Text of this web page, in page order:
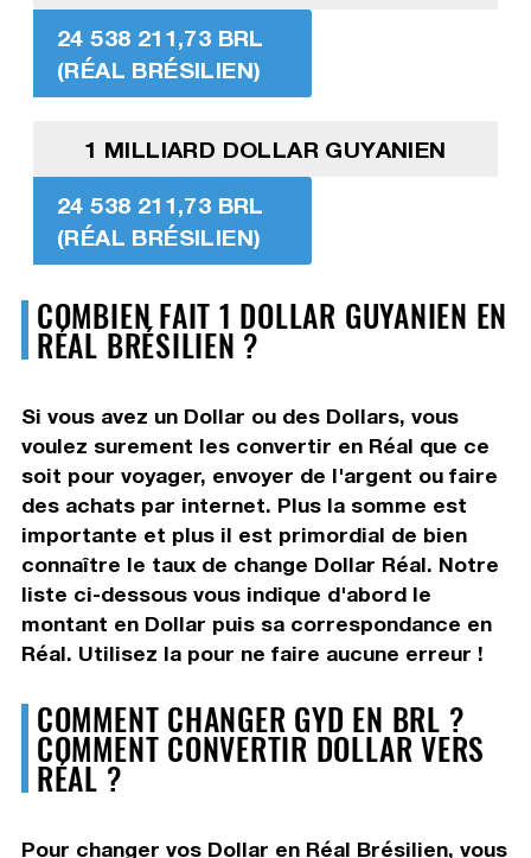
24 538 211,73 BRL
(RÉAL BRÉSILIEN)
1 MILLIARD DOLLAR GUYANIEN
24 538 211,73 BRL
(RÉAL BRÉSILIEN)
COMBIEN FAIT 1 DOLLAR GUYANIEN EN
RÉAL BRÉSILIEN ?
Si vous avez un Dollar ou des Dollars, vous
voulez surement les convertir en Réal que ce
soit pour voyager, envoyer de l'argent ou faire
des achats par internet. Plus la somme est
importante et plus il est primordial de bien
connaître le taux de change Dollar Réal. Notre
liste ci-dessous vous indique d'abord le
montant en Dollar puis sa correspondance en
Réal. Utilisez la pour ne faire aucune erreur !
COMMENT CHANGER GYD EN BRL ?
COMMENT CONVERTIR DOLLAR VERS
RÉAL ?
Pour changer vos Dollar en Réal Brésilien, vous